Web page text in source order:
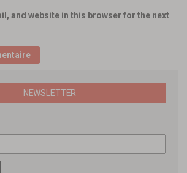
and website in this browser for the next
NEWSLETTER